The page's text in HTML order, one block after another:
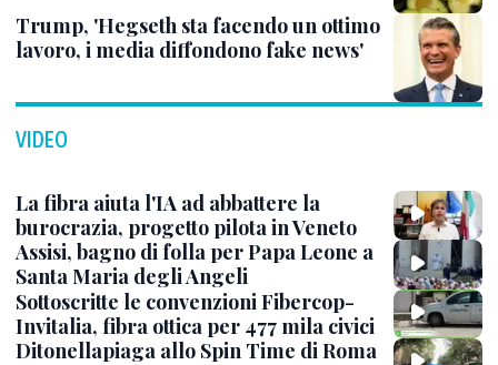
Trump, 'Hegseth sta facendo un ottimo
lavoro, i media diffondono fake news'
VIDEO
La fibra aiuta l'IA ad abbattere la
burocrazia, progetto pilota in Veneto
Assisi, bagno di folla per Papa Leone a
Santa Maria degli Angeli
Sottoscritte le convenzioni Fibercop-
Invitalia, fibra ottica per 477 mila civici
Ditonellapiaga allo Spin Time di Roma